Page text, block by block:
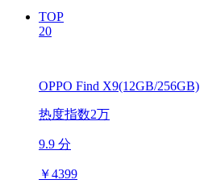
TOP
20
OPPO Find X9(12GB/256GB)
热度指数2万
9.9 分
￥4399